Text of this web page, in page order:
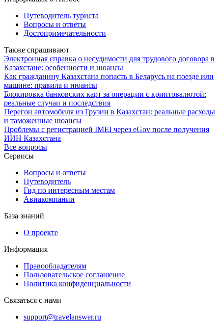
Путеводитель туриста
Вопросы и ответы
Достопримечательности
Также спрашивают
Электронная справка о несудимости для трудового договора в
Казахстане: особенности и нюансы
Как гражданину Казахстана попасть в Беларусь на поезде или
машине: правила и нюансы
Блокировка банковских карт за операции с криптовалютой:
реальные случаи и последствия
Перегон автомобиля из Грузии в Казахстан: реальные расходы
и таможенные нюансы
Проблемы с регистрацией IMEI через eGov после получения
ИИН Казахстана
Все вопросы
Сервисы
Вопросы и ответы
Путеводитель
Гид по интересным местам
Авиакомпании
База знаний
О проекте
Информация
Правообладателям
Пользовательское соглашение
Политика конфиденциальности
Связаться с нами
support@travelanswer.ru